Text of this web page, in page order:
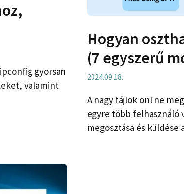
gyorsan
valamint
Hogyan
(7 egyszerű
2024.09.18.
A nagy fájlok online
egyre több felhasználó
megosztása és küldése